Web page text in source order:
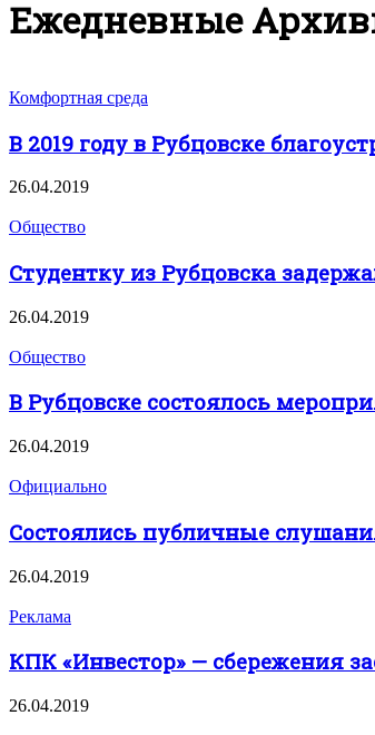
Ежедневные
Комфортная среда
В 2019 году в Рубцовске
26.04.2019
Общество
Студентку из Рубцовска
26.04.2019
Общество
В Рубцовске состоялось
26.04.2019
Официально
Состоялись публичные
26.04.2019
Реклама
КПК «Инвестор» — сбережения
26.04.2019